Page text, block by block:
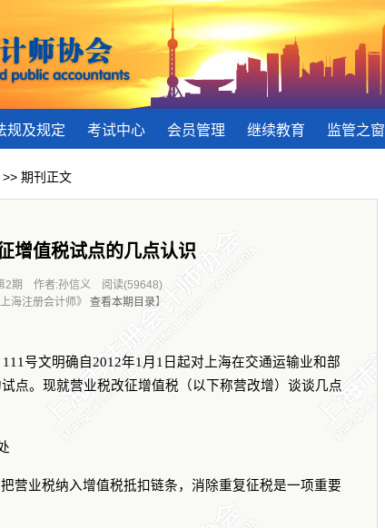
规及规定 考试中心 会员管理 继续教育 监管之窗
>> 期刊正文
增值税试点的几点认识
2期 作者:孙信义 阅读(59648)
上海注册会计师》 查看本期目录】
111 号文明确自 2012年1 月 1 日起对上海在交通运输业和部
点。现就营业税改征增值税（以下称营改增）谈谈几点
营业税纳入增值税抵扣链条，消除重复征税是一项重要